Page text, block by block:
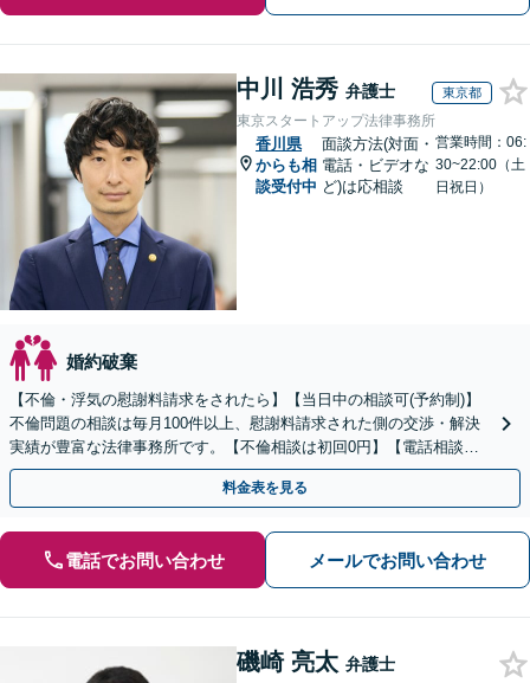
中川 浩秀 弁護士 東京都
東京スタートアップ法律事務所
香川県
からも相
談受付中
面談方法(対面・
電話・ビデオな
ど)は応相談
営業時間：06:
30~22:00（土
日祝日）
婚約破棄
【不倫・浮気の慰謝料請求をされたら】【当日中の相談可(予約制)】
不倫問題の相談は毎月100件以上、慰謝料請求された側の交渉・解決
実績が豊富な法律事務所です。【不倫相談は初回0円】【電話相談で
ご契約まで対応可/来所不要】
料金表を見る
電話でお問い合わせ メールでお問い合わせ
磯崎 亮太 弁護士